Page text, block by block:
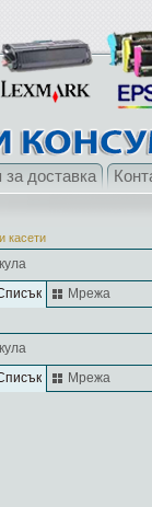
за доставка
касети
Мрежа
Мрежа